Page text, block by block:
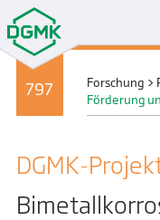
797 Forschung >
Förderung
DGMK-